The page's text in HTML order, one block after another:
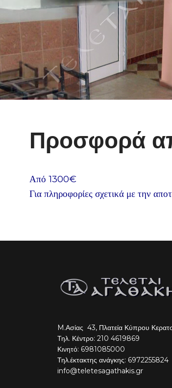
Προσφορά
Από 1300€
Για πληροφορίες σχετικά με την
M.Ασίας 43, Πλατεία Κύπρου
Τηλ. Κέντρο: 210 4619869
Κινητό: 6981085000
Τηλ.έκτακτης ανάγκης: 6972255824
info@teletesagathakis.gr